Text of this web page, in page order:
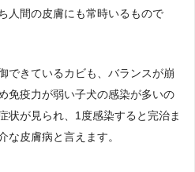
人間の皮膚にも常時いるもので
できているカビも、バランスが崩
免疫力が弱い子犬の感染が多いの
状が見られ、1度感染すると完治ま
な皮膚病と言えます。